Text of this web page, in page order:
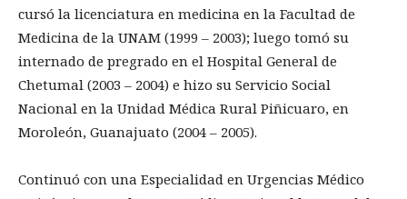
cursó la licenciatura en medicina en la Facultad de
Medicina de la UNAM (1999 – 2003); luego tomó su
internado de pregrado en el Hospital General de
Chetumal (2003 – 2004) e hizo su Servicio Social
Nacional en la Unidad Médica Rural Piñicuaro, en
Moroleón, Guanajuato (2004 – 2005).
Continuó con una Especialidad en Urgencias Médico